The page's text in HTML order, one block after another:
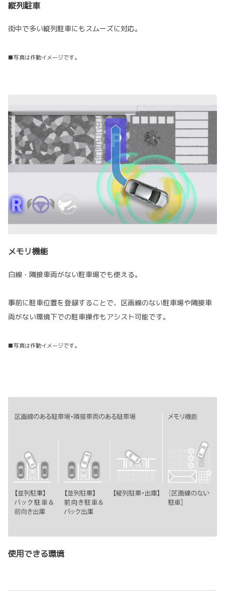
縦列駐車
街中で多い縦列駐車にもスムーズに対応。
■写真は作動イメージです。
メモリ機能
白線・隣接車両がない駐車場でも使える。
事前に駐車位置を登録することで、区画線のない駐車場や隣接車
両がない環境下での駐車操作もアシスト可能です。
■写真は作動イメージです。
使用できる環境